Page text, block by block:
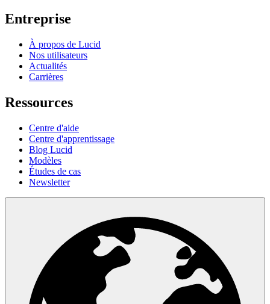
Entreprise
À propos de Lucid
Nos utilisateurs
Actualités
Carrières
Ressources
Centre d'aide
Centre d'apprentissage
Blog Lucid
Modèles
Études de cas
Newsletter